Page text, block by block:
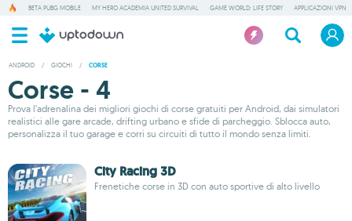
BETA PUBG MOBILE MY HERO ACADEMIA UNITED SURVIVAL GAME WORLD: LIFE STORY APPLICAZIONI VPN
ANDROID / GIOCHI / CORSE
Corse - 4
Prova l’adrenalina dei migliori giochi di corse gratuiti per Android, dai simulatori
realistici alle gare arcade, drifting urbano e sfide di parcheggio. Sblocca auto,
personalizza il tuo garage e corri su circuiti di tutto il mondo senza limiti.
City Racing 3D
Frenetiche corse in 3D con auto sportive di alto livello